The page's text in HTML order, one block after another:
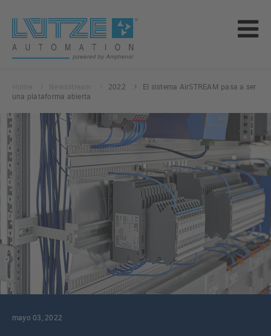
2022
El sistema AirSTREAM pasa a ser
una plataforma abierta
mayo 03, 2022